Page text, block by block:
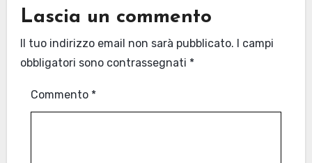
Lascia un commento
Il tuo indirizzo email non sarà pubblicato.
I campi
obbligatori sono contrassegnati *
Commento *